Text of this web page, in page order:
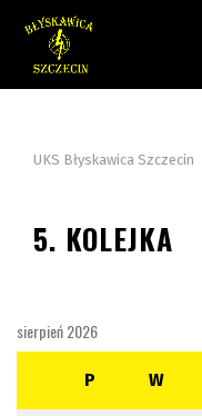
UKS Błyskawica Szczecin
5. KOLEJKA
sierpień 2026
P W